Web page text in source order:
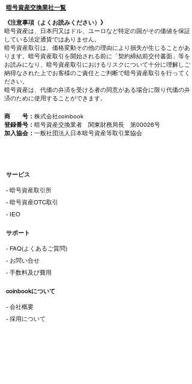
暗号資産交換業社一覧
《注意事項（よくお読みください）》
暗号資産は、日本円又はドル、ユーロなど特定の国がその価値を保証
している法定通貨ではありません。
暗号資産取引は、価格変動その他の理由により損失が生じることがあ
ります。暗号資産取引を開始される前に「契約締結前交付書面」等を
お読みになり、暗号資産取引におけるリスクについて十分に理解しご
納得なされた上でお客様のご責任とご判断で暗号資産取引を行ってく
ださい。
暗号資産は、代価の弁済を受ける者の同意がある場合に限り代価の弁
済のために使用することができます。
商 号： 株式会社coinbook
登録番号： 暗号資産交換業者 関東財務局長 第00026号
加入協会： 一般社団法人日本暗号資産等取引業協会
サービス
- 暗号資産取引所
- 暗号資産OTC取引
- IEO
サポート
- FAQ(よくあるご質問)
- お問い合せ
- 手数料及び費用
coinbookについて
- 会社概要
- 採用について